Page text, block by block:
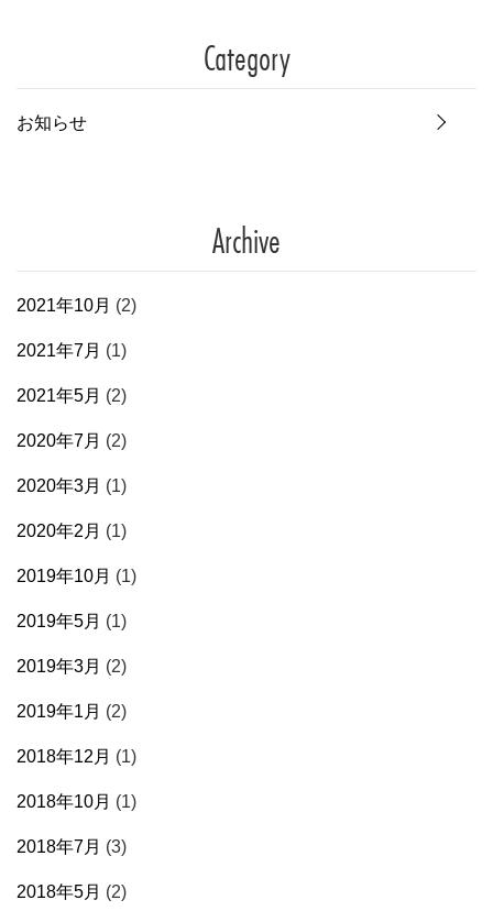
Category
お知らせ
Archive
2021年10月 (2)
2021年7月 (1)
2021年5月 (2)
2020年7月 (2)
2020年3月 (1)
2020年2月 (1)
2019年10月 (1)
2019年5月 (1)
2019年3月 (2)
2019年1月 (2)
2018年12月 (1)
2018年10月 (1)
2018年7月 (3)
2018年5月 (2)